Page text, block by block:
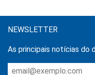
NEWSLETTER
As principais notícias do